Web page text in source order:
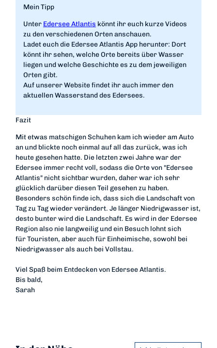
Mein Tipp
Unter Edersee Atlantis könnt ihr euch kurze Videos
zu den verschiedenen Orten anschauen.
Ladet euch die Edersee Atlantis App herunter: Dort
könnt ihr sehen, welche Orte bereits über Wasser
liegen und welche Geschichte es zu dem jeweiligen
Orten gibt.
Auf unserer Website findet ihr auch immer den
aktuellen Wasserstand des Edersees.
Fazit
Mit etwas matschigen Schuhen kam ich wieder am Auto
an und blickte noch einmal auf all das zurück, was ich
heute gesehen hatte. Die letzten zwei Jahre war der
Edersee immer recht voll, sodass die Orte von "Edersee
Atlantis" nicht sichtbar wurden, daher war ich sehr
glücklich darüber diesen Teil gesehen zu haben.
Besonders schön finde ich, dass sich die Landschaft von
Tag zu Tag wieder verändert. Je länger Niedrigwasser ist,
desto bunter wird die Landschaft. Es wird in der Edersee
Region also nie langweilig und ein Besuch lohnt sich
für Touristen, aber auch für Einheimische, sowohl bei
Niedrigwasser als auch bei Vollstau.
Viel Spaß beim Entdecken von Edersee Atlantis.
Bis bald,
Sarah